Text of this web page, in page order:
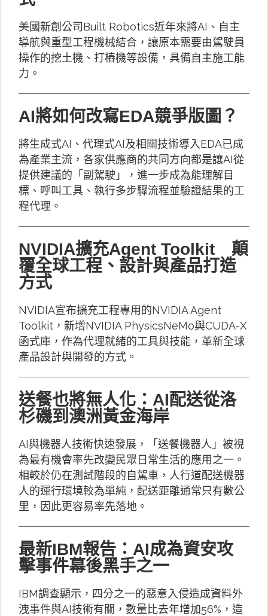
美國新創公司Built Robotics近年來將AI、自主
導航與重型工程機械結合，讓原本需要由駕駛員
操作的挖土機、打樁機等設備，具備自主施工能
力。
AI將如何改寫EDA競爭版圖？
將生成式AI、代理式AI及相關技術導入EDA已成
為產業主流，各家供應商的共同方向都是讓AI從
提供建議的「副駕駛」，進一步成為能理解目
標、呼叫工具、執行多步驟流程並驗證結果的工
程代理。
NVIDIA擴充Agent Toolkit 顛
覆全球工程、設計與產品打造
方式
NVIDIA宣布擴充工程專用的NVIDIA Agent
Toolkit，新增NVIDIA PhysicsNeMo與CUDA-X
函式庫，作為代理就緒的工具與技能，革新全球
產品設計與開發的方式。
送餐也將無人化：AI配送從洛
杉磯到澳洲黃金海岸
AI與機器人技術快速發展，「送餐機器人」被視
為最有機會率先改變民眾日常生活的應用之一。
相較於仍在測試階段的自駕車，人行道配送機器
人的運行環境較為單純，配送距離通常只有數公
里，因此更容易率先落地。
最新IBM報告：AI成為資安攻
擊事件幕後黑手之一
IBM調查顯示，四分之一的惡意入侵造成資料外
洩事件與AI技術有關，數量比去年增加56%，造